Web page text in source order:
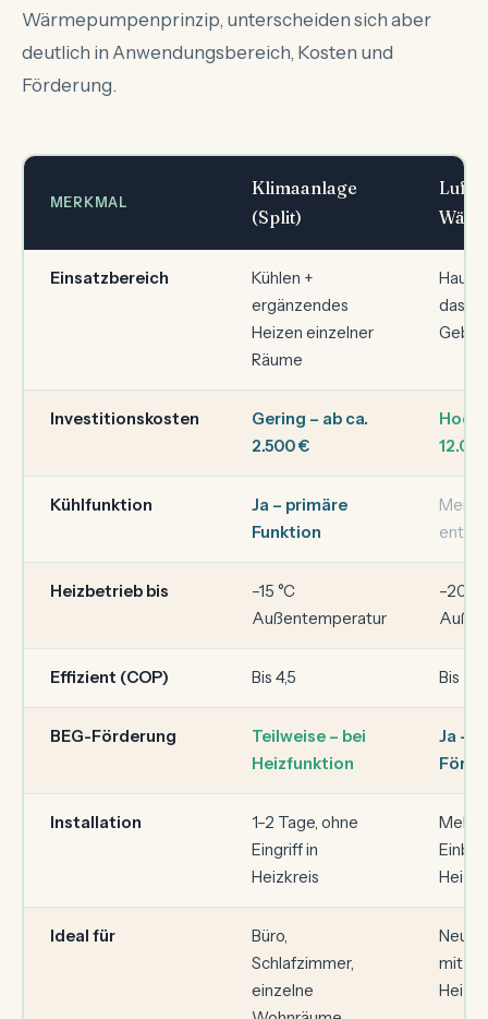
Wärmepumpenprinzip, unterscheiden sich aber
deutlich in Anwendungsbereich, Kosten und
Förderung.
MERKMAL
Klimaanlage
(Split)
Luft-
Einsatzbereich
Kühlen +
ergänzendes
Heizen einzelner
Räume
das
Investitionskosten
Gering – ab ca.
2.500 €
Hoch
Kühlfunktion
Ja – primäre
Funktion
Meist
Heizbetrieb bis
–15 °C
Außentemperatur
–20 °C
Effizient (COP) Bis 4,5 Bis 5,0
BEG-Förderung
Teilweise – bei
Heizfunktion
Ja –
Installation
1–2 Tage, ohne
Eingriff in
Heizkreis
Ideal für
Büro,
Schlafzimmer,
einzelne
mit